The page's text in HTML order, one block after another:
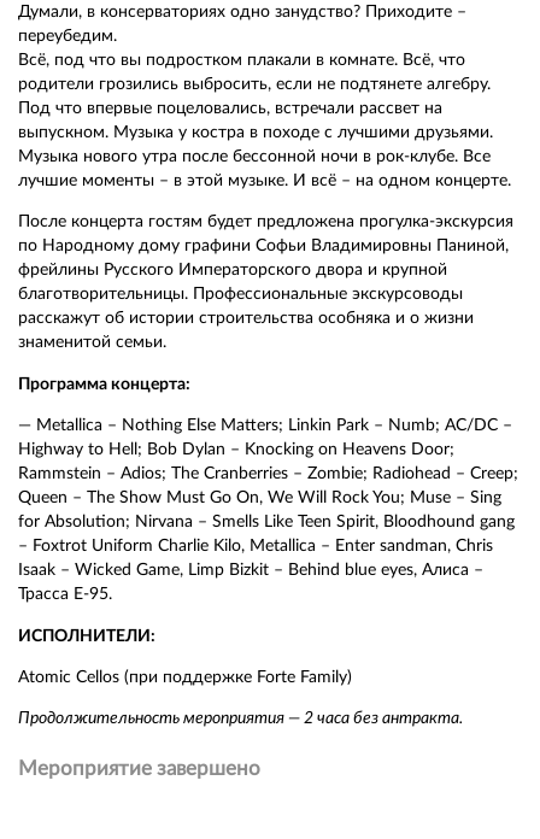
Думали, в консерваториях одно занудство? Приходите –
переубедим.
Всё, под что вы подростком плакали в комнате. Всё, что
родители грозились выбросить, если не подтянете алгебру.
Под что впервые поцеловались, встречали рассвет на
выпускном. Музыка у костра в походе с лучшими друзьями.
Музыка нового утра после бессонной ночи в рок-клубе. Все
лучшие моменты – в этой музыке. И всё – на одном концерте.
После концерта гостям будет предложена прогулка-экскурсия
по Народному дому графини Софьи Владимировны Паниной,
фрейлины Русского Императорского двора и крупной
благотворительницы. Профессиональные экскурсоводы
расскажут об истории строительства особняка и о жизни
знаменитой семьи.
Программа концерта:
— Metallica – Nothing Else Matters; Linkin Park – Numb; AC/DC –
Highway to Hell; Bob Dylan – Knocking on Heavens Door;
Rammstein – Adios; The Cranberries – Zombie; Radiohead – Creep;
Queen – The Show Must Go On, We Will Rock You; Muse – Sing
for Absolution; Nirvana – Smells Like Teen Spirit, Bloodhound gang
– Foxtrot Uniform Charlie Kilo, Metallica – Enter sandman, Chris
Isaak – Wicked Game, Limp Bizkit – Behind blue eyes, Алиса –
Трасса E-95.
ИСПОЛНИТЕЛИ:
Atomic Cellos (при поддержке Forte Family)
Продолжительность мероприятия — 2 часа без антракта.
Мероприятие завершено